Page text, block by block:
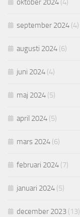
oktober 2024 (4)
september 2024 (4)
augusti 2024 (6)
juni 2024 (4)
maj 2024 (5)
april 2024 (5)
mars 2024 (6)
februari 2024 (7)
januari 2024 (5)
december 2023 (13)